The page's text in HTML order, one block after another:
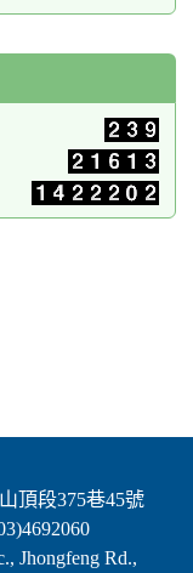
頂段375巷45號
Jhongfeng Rd.,